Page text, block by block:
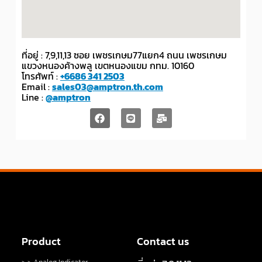
ที่อยู่ : 7,9,11,13 ซอย เพชรเกษม77แยก4 ถนน เพชรเกษม
แขวงหนองค้างพลู เขตหนองแขม กทม. 10160
โทรศัพท์ :+6686 341 2503
Email :sales03@amptron.th.com
Line :@amptron
Product
Contact us